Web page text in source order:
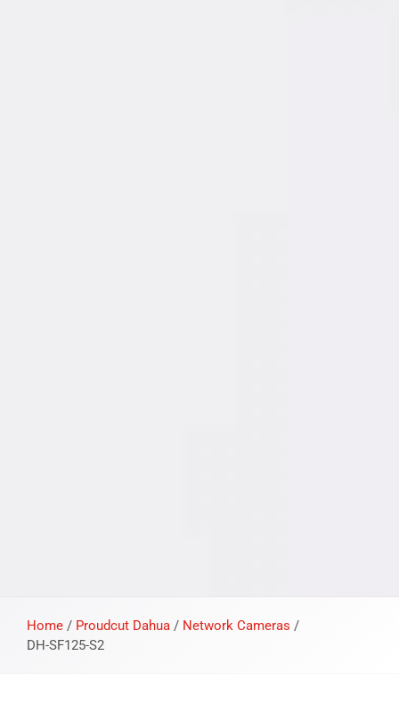
Home / Proudcut Dahua / Network Cameras /
DH-SF125-S2